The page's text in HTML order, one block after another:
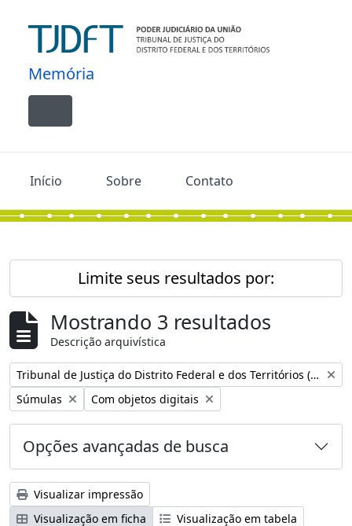
Memória
Toggle navigation
Início Sobre Contato
Limite seus resultados por:
Mostrando 3 resultados
Descrição arquivística
Remover filtro:
Tribunal de Justiça do Distrito Federal e dos Territórios (Brasil)
Remover filtro:
Súmulas Remover filtro:
Com objetos digitais
Opções avançadas de busca
Visualizar impressão
Visualização em ficha
Visualização em tabela